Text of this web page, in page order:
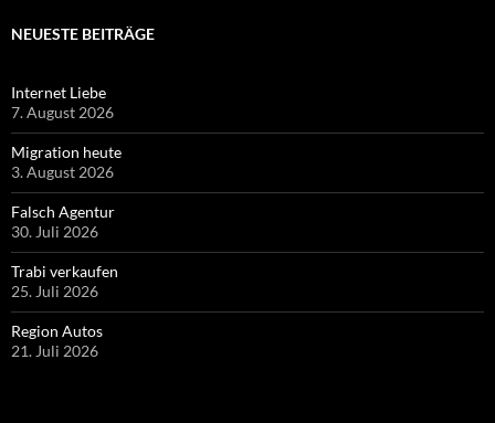
NEUESTE BEITRÄGE
Internet Liebe
7. August 2026
Migration heute
3. August 2026
Falsch Agentur
30. Juli 2026
Trabi verkaufen
25. Juli 2026
Region Autos
21. Juli 2026